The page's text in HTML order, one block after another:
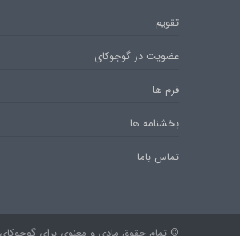
تقویم
عضویت در گوجوکای
فرم ها
بخشنامه ها
تماس باما